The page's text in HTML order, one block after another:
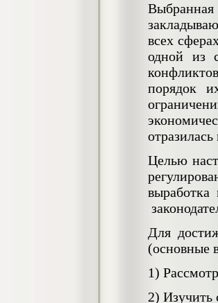
всех
одной из
порядок
Целью
выработка
Для
(основные
1)
2) Изучить